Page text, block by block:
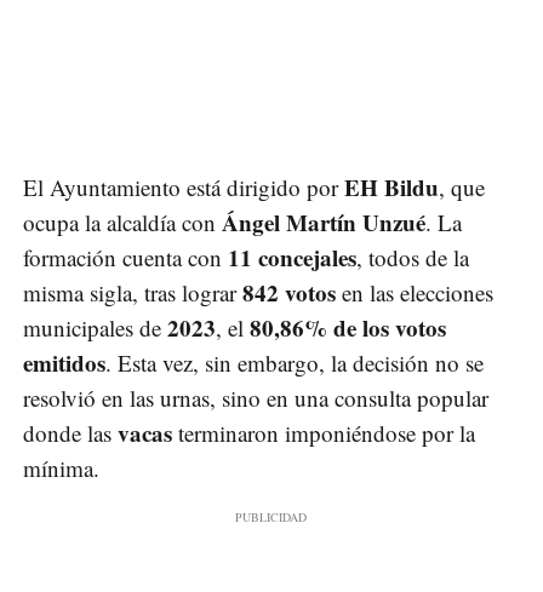
El Ayuntamiento está dirigido porEH Bildu, que
ocupa la alcaldía con Ángel Martín Unzué. La
formación cuenta con 11 concejales, todos de la
misma sigla, tras lograr842 votos en las elecciones
municipales de 2023, el 80,86% de los votos
emitidos. Esta vez, sin embargo, la decisión no se
resolvió en las urnas, sino en una consulta popular
donde las vacas terminaron imponiéndose por la
mínima.